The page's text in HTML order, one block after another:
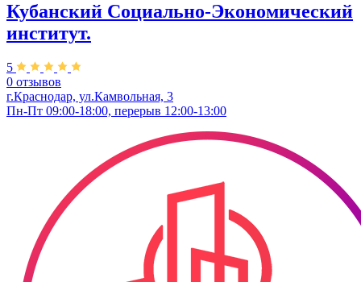
Кубанский Социально-Экономический
институт.
5
0 отзывов
г.Краснодар, ул.Камвольная, 3
Пн-Пт 09:00-18:00, перерыв 12:00-13:00